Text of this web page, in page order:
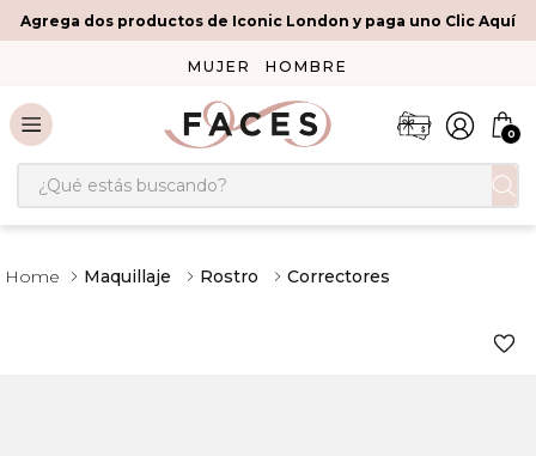
Agrega dos productos de Iconic London y paga uno Clic Aquí
MUJER HOMBRE
0
¿Qué estás buscando?
Maquillaje Rostro Correctores